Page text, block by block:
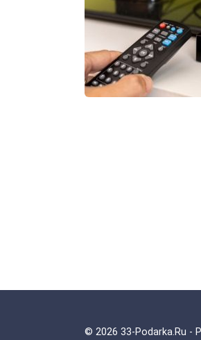
Пагинация
© 2026 33-Podarka.Ru -